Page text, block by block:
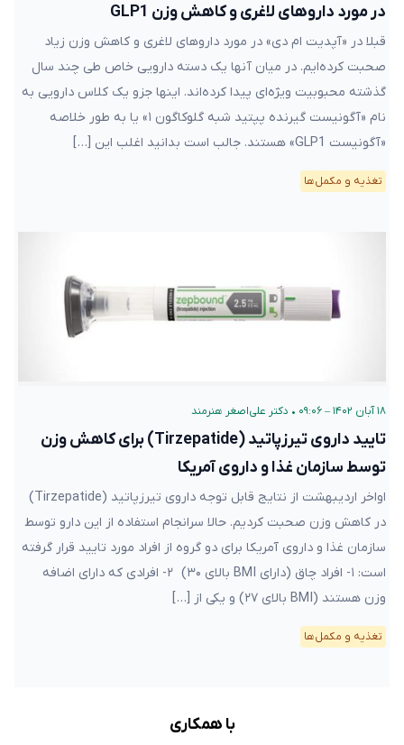
در مورد داروهای لاغری و کاهش وزن GLP1
قبلا در «آپدیت ام دی» در مورد داروهای لاغری و کاهش وزن زیاد
صحبت کرده‌ایم. در میان آنها یک دسته دارویی خاص طی چند سال
گذشته محبوبیت ویژه‌ای پیدا کرده‌اند. اینها جزو یک کلاس دارویی به
نام «آگونیست گیرنده پپتید شبه گلوکاگون ۱» یا به طور خلاصه
«آگونیست GLP1» هستند. جالب است بدانید اغلب این […]
تغذیه و مکمل‌ها
۱۸ آبان ۱۴۰۲ – ۰۹:۰۶ • دکتر علی‌اصغر هنرمند
تایید داروی تیرزپاتید (Tirzepatide) برای کاهش وزن
توسط سازمان غذا و داروی آمریکا
اواخر اردیبهشت از نتایج قابل توجه داروی تیرزپاتید (Tirzepatide)
در کاهش وزن صحبت کردیم. حالا سرانجام استفاده از این دارو توسط
سازمان غذا و داروی آمریکا برای دو گروه از افراد مورد تایید قرار گرفته
است: ۱- افراد چاق (دارای BMI بالای ۳۰) ۲- افرادی که دارای اضافه
وزن هستند (BMI بالای ۲۷) و یکی از […]
تغذیه و مکمل‌ها
با همکاری